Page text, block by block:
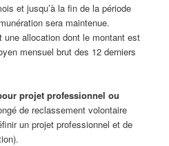
et jusqu’à la fin de la période
sera maintenue.
allocation dont le montant est
mensuel brut des 12 derniers
projet professionnel ou
de reclassement volontaire
un projet professionnel et de